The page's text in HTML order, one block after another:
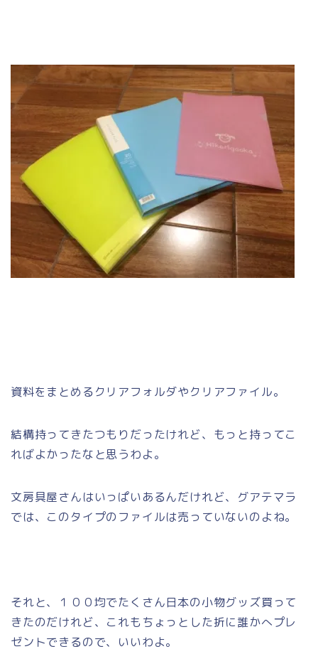
資料をまとめるクリアフォルダやクリアファイル。
結構持ってきたつもりだったけれど、もっと持ってこ
ればよかったなと思うわよ。
文房具屋さんはいっぱいあるんだけれど、グアテマラ
では、このタイプのファイルは売っていないのよね。
それと、１００均でたくさん日本の小物グッズ買って
きたのだけれど、これもちょっとした折に誰かへプレ
ゼントできるので、いいわよ。